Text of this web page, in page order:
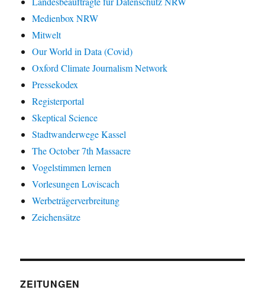
Medienbox NRW
Mitwelt
Our World in Data (Covid)
Oxford Climate Journalism Network
Pressekodex
Registerportal
Skeptical Science
Stadtwanderwege Kassel
The October 7th Massacre
Vogelstimmen lernen
Vorlesungen Loviscach
Werbeträgerverbreitung
Zeichensätze
ZEITUNGEN